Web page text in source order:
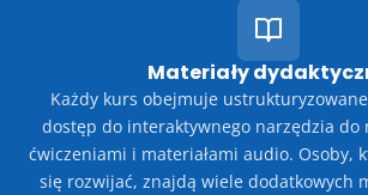
Materiały
Każdy kurs obejmuje
dostęp do interaktywnego narzędzia do
ćwiczeniami i materiałami audio. Osoby,
się rozwijać, znajdą wiele dodatkowych